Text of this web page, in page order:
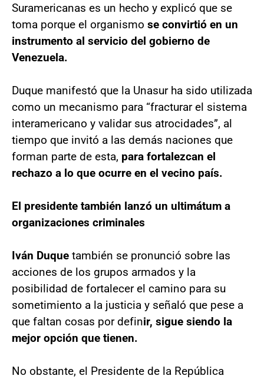
Suramericanas es un hecho y explicó que se
toma porque el organismo se convirtió en un
instrumento al servicio del gobierno de
Venezuela.
Duque manifestó que la Unasur ha sido utilizada
como un mecanismo para “fracturar el sistema
interamericano y validar sus atrocidades”, al
tiempo que invitó a las demás naciones que
forman parte de esta, para fortalezcan el
rechazo a lo que ocurre en el vecino país.
El presidente también lanzó un ultimátum a
organizaciones criminales
Iván Duque también se pronunció sobre las
acciones de los grupos armados y la
posibilidad de fortalecer el camino para su
sometimiento a la justicia y señaló que pese a
que faltan cosas por definir, sigue siendo la
mejor opción que tienen.
No obstante, el Presidente de la República